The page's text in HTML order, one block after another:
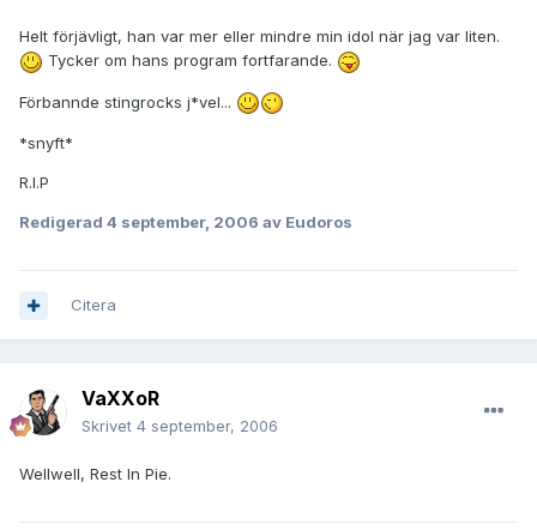
Helt förjävligt, han var mer eller mindre min idol när jag var liten.
Tycker om hans program fortfarande.
Förbannde stingrocks j*vel...
*snyft*
R.I.P
Redigerad 4 september, 2006 av Eudoros
Citera
VaXXoR
Skrivet 4 september, 2006
Wellwell, Rest In Pie.